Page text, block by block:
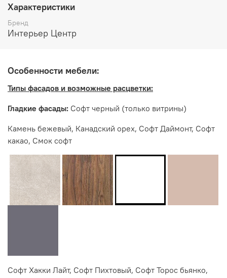
высота 920 мм
Мебельная фабрика ИНТЕРЬЕР ЦЕНТР
Характеристики
Бренд
Интерьер Центр
Особенности мебели:
Типы фасадов и возможные расцветки:
Гладкие фасады: Софт черный (только витрины)
Камень бежевый, Канадский орех, Софт Даймонт, Софт
какао, Смок софт
Софт Хакки Лайт, Софт Пихтовый, Софт Торос бьянко,